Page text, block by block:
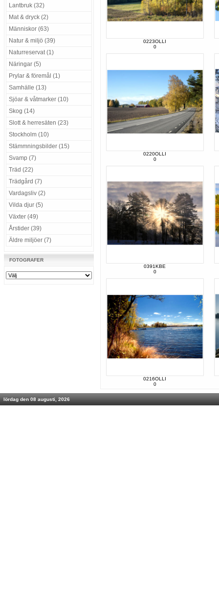
Lantbruk (32)
Mat & dryck (2)
Människor (63)
Natur & miljö (39)
Naturreservat (1)
Näringar (5)
Prylar & föremål (1)
Samhälle (13)
Sjöar & våtmarker (10)
Skog (14)
Slott & herresäten (23)
Stockholm (10)
Stämmningsbilder (15)
Svamp (7)
Träd (22)
Trädgård (7)
Vardagsliv (2)
Vilda djur (5)
Växter (49)
Årstider (39)
Äldre miljöer (7)
FOTOGRAFER
0223OLLI
0
0220OLLI
0
0391KBE
0
0216OLLI
0
lördag den 08 augusti, 2026